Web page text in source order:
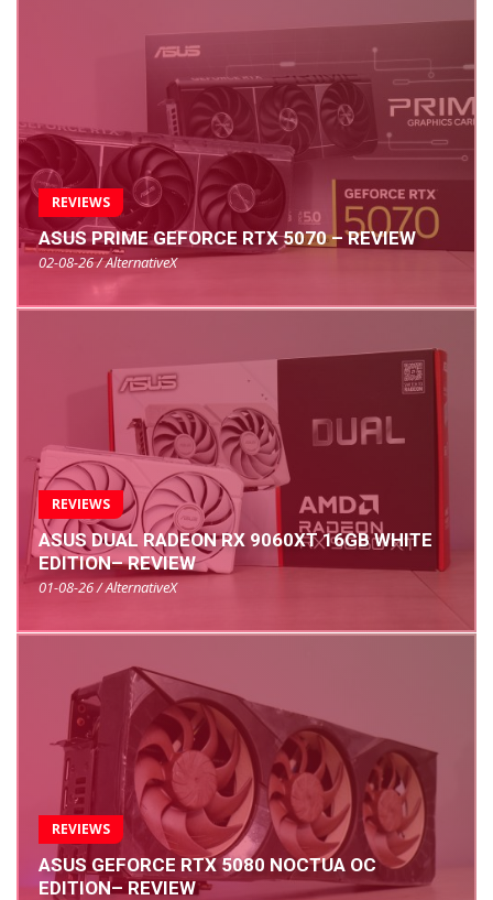
REVIEWS
ASUS PRIME GEFORCE RTX 5070 – REVIEW
02-08-26 / AlternativeX
REVIEWS
ASUS DUAL RADEON RX 9060XT 16GB WHITE
EDITION– REVIEW
01-08-26 / AlternativeX
REVIEWS
ASUS GEFORCE RTX 5080 NOCTUA OC
EDITION– REVIEW